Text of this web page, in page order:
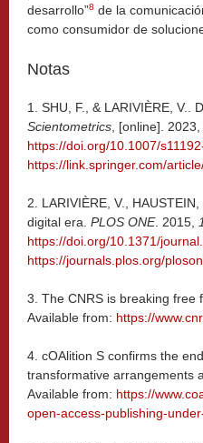
desarrollo”8 de la
como consumidor de
Notas
1. SHU, F., & LARIVIÈRE, V..
Scientometrics , [online]. 2023,
https://doi.org/10.1007/
https://link.springer.com/
2. LARIVIÈRE, V.,
digital era. PLOS ONE. 2015,
https://doi.org/10.1371/
https://journals.plos.org/
3. The CNRS is breaking free
Available from: https://
4. cOAlition S confirms the
transformative arrangements
Available from: https://
open-access-publishing-